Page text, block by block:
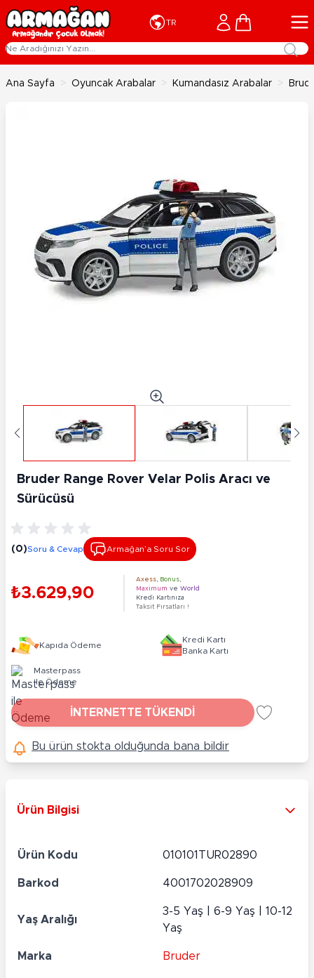
İçeriğe geç
TR Cart
Ana Sayfa > Oyuncak Arabalar > Kumandasız Arabalar >
Bruder Range Rover Velar Polis Aracı ve
Sürücüsü
(0)Soru & Cevap Armağan’a Soru Sor
₺3.629,90
Axess Bonus
Maximum ve World
Kredi Kartınıza
Taksit Fırsatları !
Kapıda Ödeme
Kredi Kartı
Banka Kartı
Masterpass
ile Ödeme
İNTERNETTE TÜKENDİ
Bu ürün stokta olduğunda bana bildir
Ürün Bilgisi
Ürün Kodu 010101TUR02890
Barkod 4001702028909
Yaş Aralığı
3-5 Yaş | 6-9 Yaş | 10-12
Yaş
Marka Bruder